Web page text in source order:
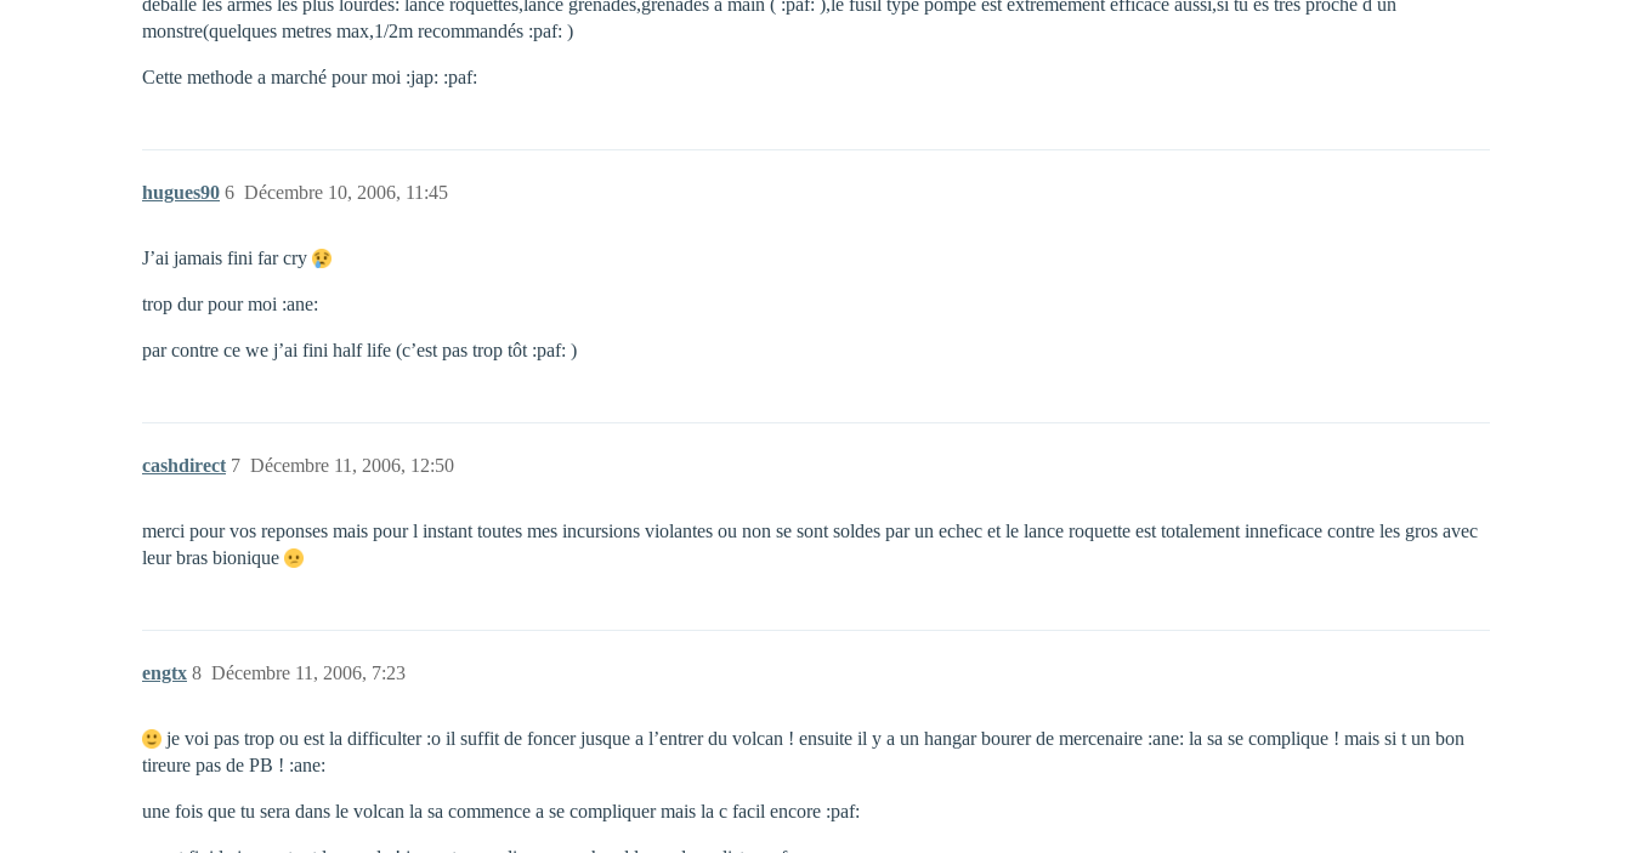
deballe les armes les plus lourdes: lance roquettes,lance grenades,grenades a main ( :paf: ),le fusil type pompe est extremement efficace aussi,si tu es tres proche d un
monstre(quelques metres max,1/2m recommandés :paf: )
Cette methode a marché pour moi :jap: :paf:
hugues90 Décembre 10, 2006, 11:45
6
J’ai jamais fini far cry
trop dur pour moi :ane:
par contre ce we j’ai fini half life (c’est pas trop tôt :paf: )
cashdirect Décembre 11, 2006, 12:50
7
merci pour vos reponses mais pour l instant toutes mes incursions violantes ou non se sont soldes par un echec et le lance roquette est totalement inneficace contre les gros avec
leur bras bionique
engtx Décembre 11, 2006, 7:23
8
je voi pas trop ou est la difficulter :o il suffit de foncer jusque a l’entrer du volcan ! ensuite il y a un hangar bourer de mercenaire :ane: la sa se complique ! mais si t un bon
tireure pas de PB ! :ane:
une fois que tu sera dans le volcan la sa commence a se compliquer mais la c facil encore :paf: